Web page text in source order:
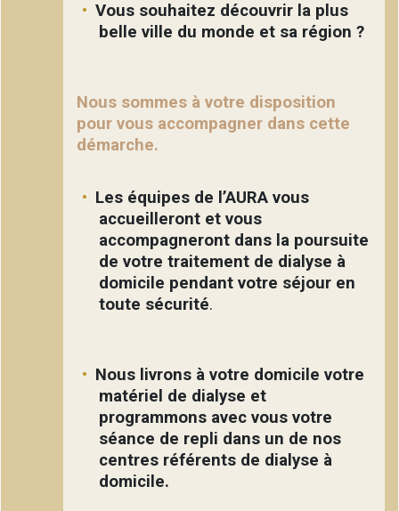
Vous souhaitez découvrir la plus
belle ville du monde et sa région ?
Nous sommes à votre disposition
pour vous accompagner dans cette
démarche.
Les équipes de l’AURA vous
accueilleront et vous
accompagneront dans la poursuite
de votre traitement de dialyse à
domicile pendant votre séjour en
toute sécurité.
Nous livrons à votre domicile votre
matériel de dialyse et
programmons avec vous votre
séance de repli dans un de nos
centres référents de dialyse à
domicile.